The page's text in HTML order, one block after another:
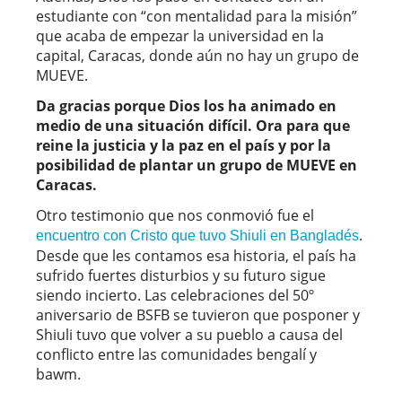
estudiante con “con mentalidad para la misión”
que acaba de empezar la universidad en la
capital, Caracas, donde aún no hay un grupo de
MUEVE.
Da gracias porque Dios los ha animado en
medio de una situación difícil. Ora para que
reine la justicia y la paz en el país y por la
posibilidad de plantar un grupo de MUEVE en
Caracas.
Otro testimonio que nos conmovió fue el
encuentro con Cristo que tuvo Shiuli en Bangladés.
Desde que les contamos esa historia, el país ha
sufrido fuertes disturbios y su futuro sigue
siendo incierto. Las celebraciones del 50º
aniversario de BSFB se tuvieron que posponer y
Shiuli tuvo que volver a su pueblo a causa del
conflicto entre las comunidades bengalí y
bawm.